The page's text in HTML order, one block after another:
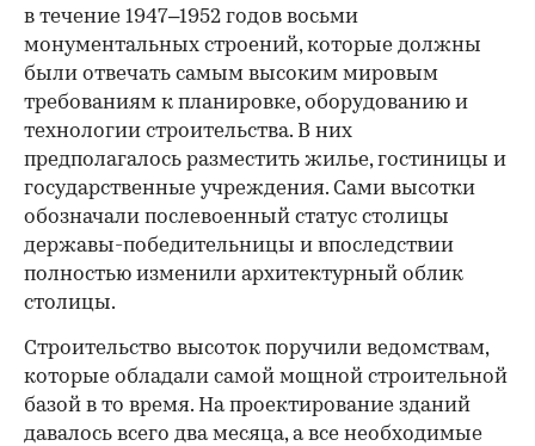
в течение 1947–1952 годов восьми
монументальных строений, которые должны
были отвечать самым высоким мировым
требованиям к планировке, оборудованию и
технологии строительства. В них
предполагалось разместить жилье, гостиницы и
государственные учреждения. Сами высотки
обозначали послевоенный статус столицы
державы-победительницы и впоследствии
полностью изменили архитектурный облик
столицы.
Строительство высоток поручили ведомствам,
которые обладали самой мощной строительной
базой в то время. На проектирование зданий
давалось всего два месяца, а все необходимые